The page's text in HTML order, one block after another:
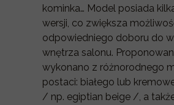
kominka… Model posiada
wersji, co zwiększa
odpowiedniego doboru do
wnętrza salonu.
wykonano z różnorodnego
postaci: białego lub
/ np. egiptian beige /, a